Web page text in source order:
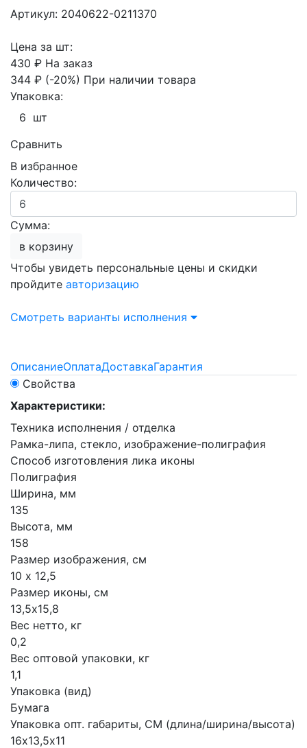
Артикул: 2040622-0211370
Цена за шт:
430 ₽ На заказ
344 ₽ (-20%) При наличии товара
Упаковка:
6 шт
Сравнить
В избранное
Количество:
Сумма:
в корзину
Чтобы увидеть персональные цены и скидки
пройдите авторизацию
Смотреть варианты исполнения
ОписаниеОплатаДоставкаГарантия
Свойства
Характеристики:
Техника исполнения / отделка
Рамка-липа, стекло, изображение-полиграфия
Способ изготовления лика иконы
Полиграфия
Ширина, мм
135
Высота, мм
158
Размер изображения, см
10 х 12,5
Размер иконы, см
13,5х15,8
Вес нетто, кг
0,2
Вес оптовой упаковки, кг
1,1
Упаковка (вид)
Бумага
Упаковка опт. габариты, СМ (длина/ширина/высота)
16х13,5х11